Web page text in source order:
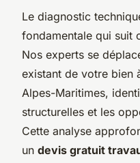
Le diagnostic
fondamentale qui suit
Nos experts se
existant de votre bien
Alpes-Maritimes,
structurelles et les
Cette analyse
un devis gratuit